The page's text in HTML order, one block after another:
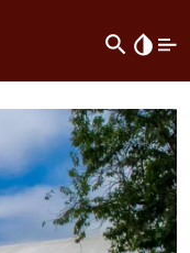
search invert_colors